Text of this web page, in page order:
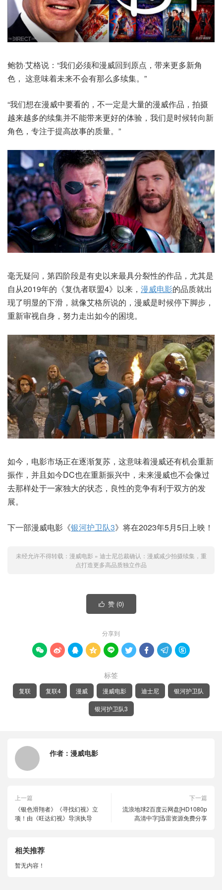
鲍勃·艾格说：“我们必须和漫威回到原点，带来更多新角
色， 这意味着未来不会有那么多续集。”
“我们想在漫威中要看的，不一定是大量的漫威作品，拍摄
越来越多的续集并不能带来更好的体验，我们是时候转向新
角色，专注于提高故事的质量。”
毫无疑问，第四阶段是有史以来最具分裂性的作品，尤其是
自从2019年的《复仇者联盟4》以来， 漫威电影的品质就出
现了明显的下滑，就像艾格所说的，漫威是时候停下脚步，
重新审视自身，努力走出如今的困境。
如今，电影市场正在逐渐复苏，这意味着漫威还有机会重新
振作，并且如今DC也在重新振兴中，未来漫威也不会像过
去那样处于一家独大的状态，良性的竞争有利于双方的发
展。
下一部漫威电影《银河护卫队3》将在2023年5月5日上映！
未经允许不得转载： 漫威电影 » 迪士尼总裁确认：漫威减少拍摄续集，重
点打造更多高品质独立作品
 赞 (0)
分享到
        
标签
复联 复联4 漫威 漫威电影 迪士尼 银河护卫队
银河护卫队3
作者： 漫威电影
上一篇
《银色滑翔者》《寻找幻视》立
项！由《旺达幻视》导演执导
下一篇
流浪地球2百度云网盘[HD1080p
高清中字]迅雷资源免费分享
相关推荐
暂无内容！